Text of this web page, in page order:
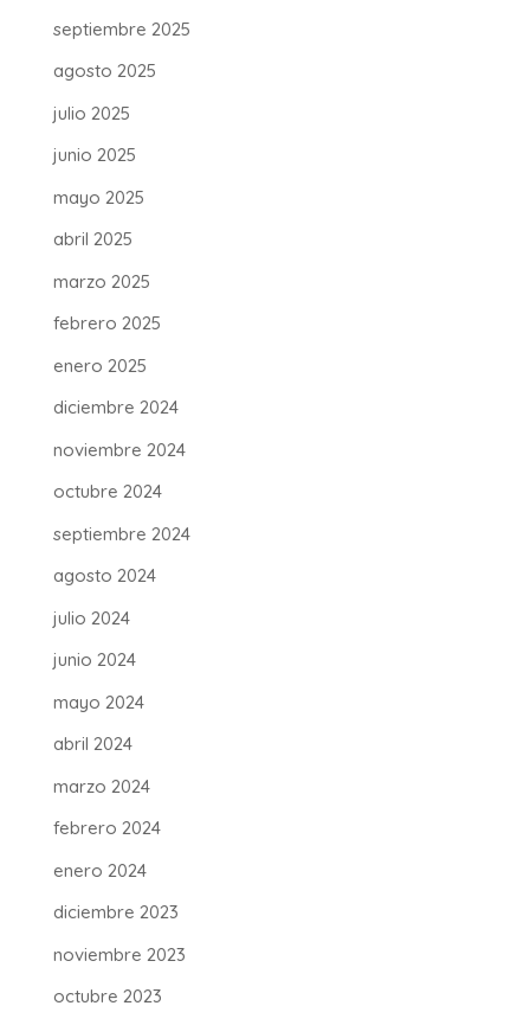
septiembre 2025
agosto 2025
julio 2025
junio 2025
mayo 2025
abril 2025
marzo 2025
febrero 2025
enero 2025
diciembre 2024
noviembre 2024
octubre 2024
septiembre 2024
agosto 2024
julio 2024
junio 2024
mayo 2024
abril 2024
marzo 2024
febrero 2024
enero 2024
diciembre 2023
noviembre 2023
octubre 2023